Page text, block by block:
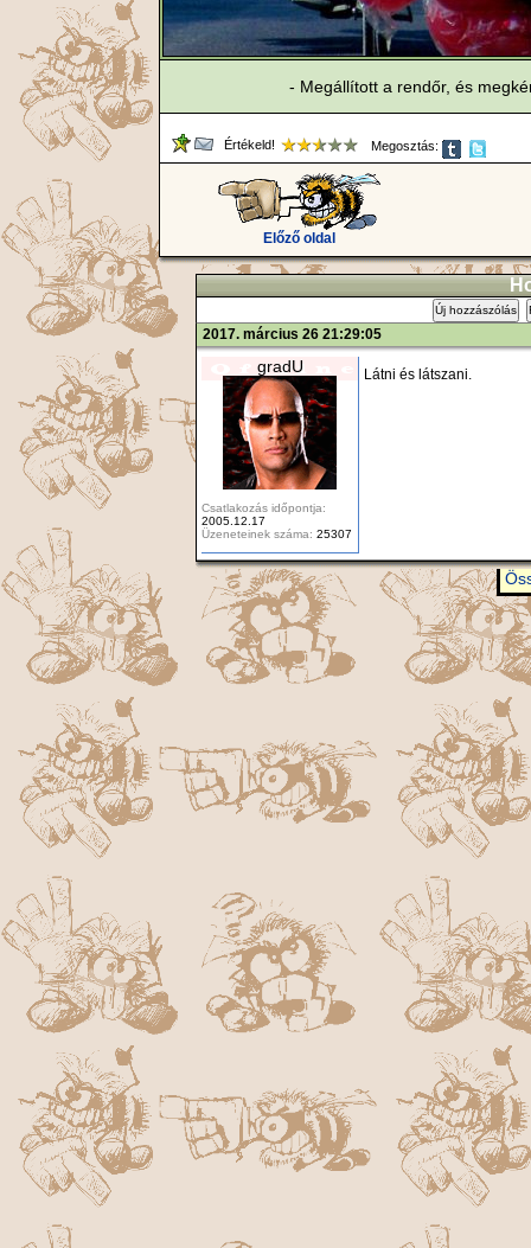
- Megállított a rendőr, és
Értékeld! Megosztás:
Előző oldal
Új hozzászólás
2017. március 26 21:29:05
gradU
Csatlakozás időpontja:
2005.12.17
Üzeneteinek száma: 25307
Látni és látszani.